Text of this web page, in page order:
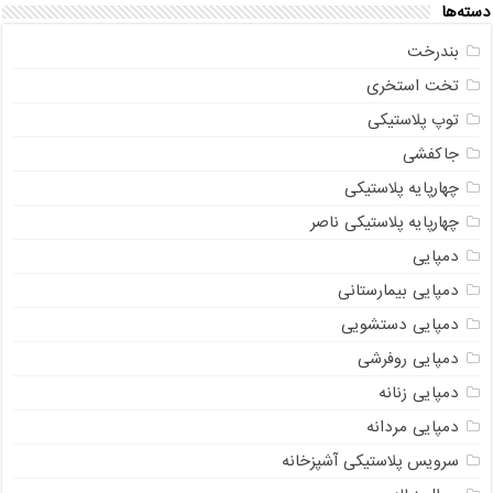
دسته‌ها
بندرخت
تخت استخری
توپ پلاستیکی
جاکفشی
چهارپایه پلاستیکی
چهارپایه پلاستیکی ناصر
دمپایی
دمپایی بیمارستانی
دمپایی دستشویی
دمپایی روفرشی
دمپایی زنانه
دمپایی مردانه
سرویس پلاستیکی آشپزخانه